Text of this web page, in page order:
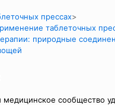
прессах>
таблеточных
природные
сообщество